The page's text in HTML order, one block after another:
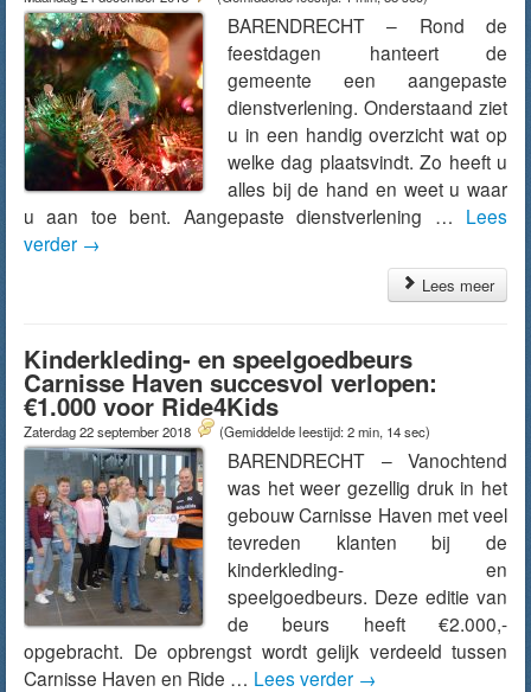
BARENDRECHT – Rond de
feestdagen hanteert de
gemeente een aangepaste
dienstverlening. Onderstaand ziet
u in een handig overzicht wat op
welke dag plaatsvindt. Zo heeft u
alles bij de hand en weet u waar
u aan toe bent. Aangepaste dienstverlening … Lees
verder →
Lees meer
Kinderkleding- en speelgoedbeurs
Carnisse Haven succesvol verlopen:
€1.000 voor Ride4Kids
Zaterdag 22 september 2018 (Gemiddelde leestijd: 2 min, 14 sec)
BARENDRECHT – Vanochtend
was het weer gezellig druk in het
gebouw Carnisse Haven met veel
tevreden klanten bij de
kinderkleding- en
speelgoedbeurs. Deze editie van
de beurs heeft €2.000,-
opgebracht. De opbrengst wordt gelijk verdeeld tussen
Carnisse Haven en Ride … Lees verder →